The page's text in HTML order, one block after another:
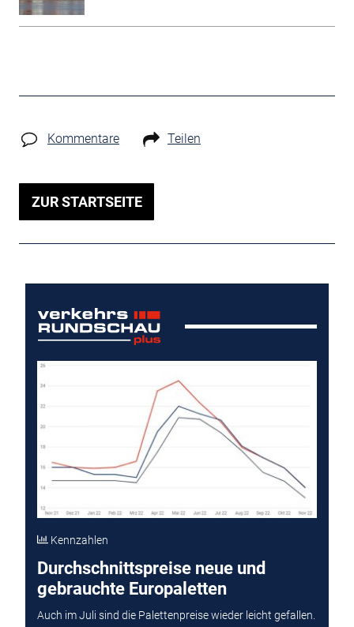
Kommentare Teilen
ZUR STARTSEITE
Kennzahlen
Durchschnittspreise neue und
gebrauchte Europaletten
Auch im Juli sind die Palettenpreise wieder leicht gefallen.